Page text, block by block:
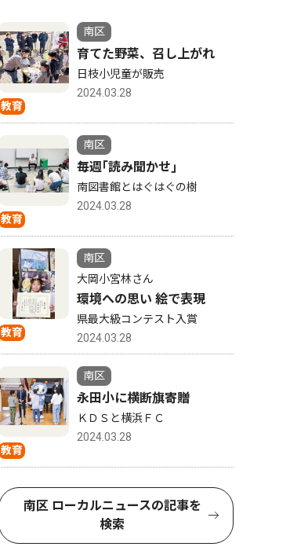
教育
南区
育てた野菜、召し上がれ
日枝小児童が販売
2024.03.28
教育
南区
毎週｢読み聞かせ｣
南図書館とはぐはぐの樹
2024.03.28
教育
南区
大岡小宮林さん
環境への思い 絵で表現
県最大級コンテスト入賞
2024.03.28
教育
南区
永田小に横断旗寄贈
ＫＤＳと横浜ＦＣ
2024.03.28
南区 ローカルニュースの記事を
検索